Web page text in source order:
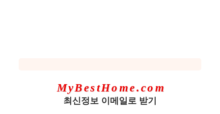
MyBestHome.com
최신정보 이메일로 받기